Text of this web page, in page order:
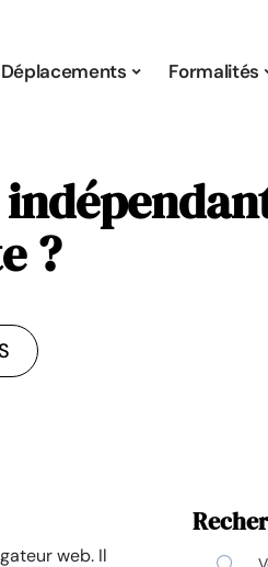
Déplacements Formalités
?
web. Il